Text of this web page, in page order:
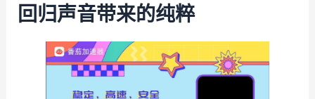
回归声音带来的纯粹